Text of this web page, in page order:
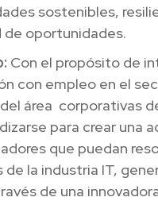
sostenibles,
de oportunidades.
Con el propósito de
con empleo en el
área corporativas
para crear una
que puedan
de la industria IT,
de una